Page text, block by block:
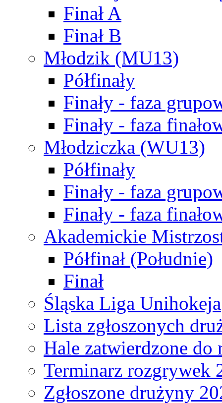
Finał A
Finał B
Młodzik (MU13)
Półfinały
Finały - faza
Finały - faza
Młodziczka (WU13)
Półfinały
Finały - faza
Finały - faza
Akademickie
Półfinał (Południe)
Finał
Śląska Liga Unihokeja
Lista zgłoszonych
Hale zatwierdzone do
Terminarz rozgrywek
Zgłoszone drużyny